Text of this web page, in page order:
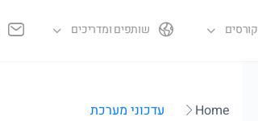
קורסים שותפים ומדריכים
Home עדכוני מערכת